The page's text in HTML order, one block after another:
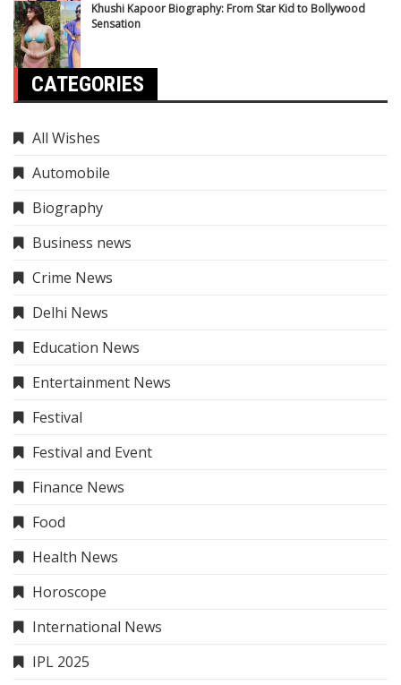
Khushi Kapoor Biography: From Star Kid to Bollywood
Sensation
CATEGORIES
All Wishes
Automobile
Biography
Business news
Crime News
Delhi News
Education News
Entertainment News
Festival
Festival and Event
Finance News
Food
Health News
Horoscope
International News
IPL 2025